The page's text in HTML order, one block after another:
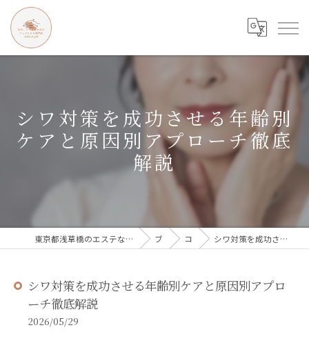
シワ対策を成功させる年齢別
ケアと原因別アプローチ徹底
解説
東京都浅草橋のエステなら目の、シワとたるみのフェイシャル専門店 regalo ブログ コラム シワ対策を成功させる年齢別ケアと原因別アプローチ徹底解説
シワ対策を成功させる年齢別ケアと原因別アプロ
ーチ徹底解説
2026/05/29